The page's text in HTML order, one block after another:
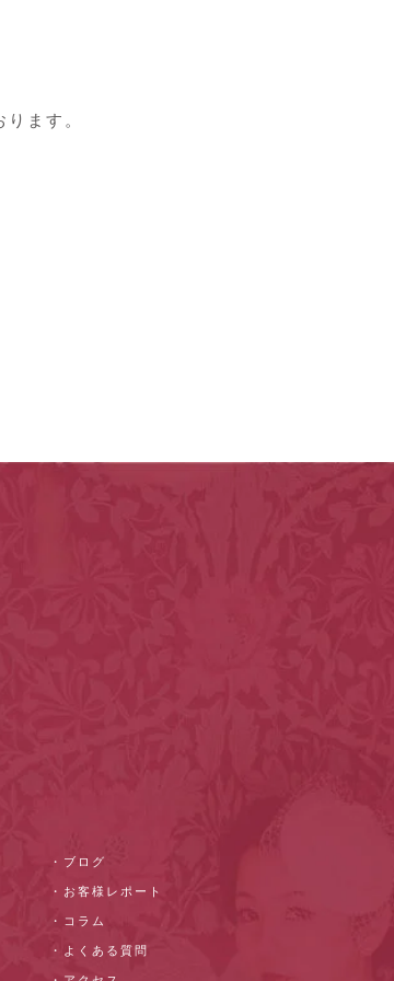
ます。
・ブログ
・お客様レポート
・コラム
・よくある質問